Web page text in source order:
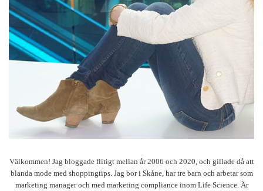
Välkommen! Jag bloggade flitigt mellan år 2006 och 2020, och gillade då att
blanda mode med shoppingtips. Jag bor i Skåne, har tre barn och arbetar som
marketing manager och med marketing compliance inom Life Science. Är